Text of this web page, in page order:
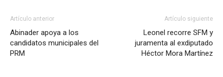
Artículo anterior
Abinader apoya a los
candidatos municipales del
PRM
Artículo siguiente
Leonel recorre SFM y
juramenta al exdiputado
Héctor Mora Martínez